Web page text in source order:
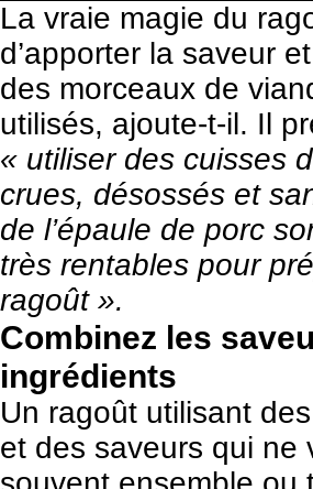
La vraie magie du
d’apporter la saveur
des morceaux de
utilisés, ajoute-t-il. Il
« utiliser des cuisses
crues, désossés et
de l’épaule de porc
très rentables pour
ragoût ».
Combinez les
ingrédients
Un ragoût utilisant
et des saveurs qui ne